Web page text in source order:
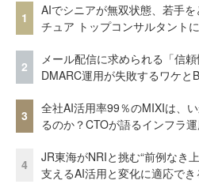
1
AIでシニアが無双状態、若手
チュア トップコンサルタント
2
メール配信に求められる「信
DMARC運用が失敗するワケと
3
全社AI活用率99％のMIXIは、
るのか？CTOが語るインフラ
4
JR東海がNRIと挑む“前例なき
支えるAI活用と変化に適応で